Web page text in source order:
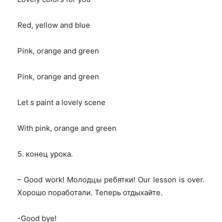
Red, yellow and blue
Pink, orange and green
Pink, orange and green
Let s paint a lovely scene
With pink, orange and green
5. конец урока.
– Good work! Молодцы ребятки! Our lesson is over.
Хорошо поработали. Теперь отдыхайте.
-Good bye!